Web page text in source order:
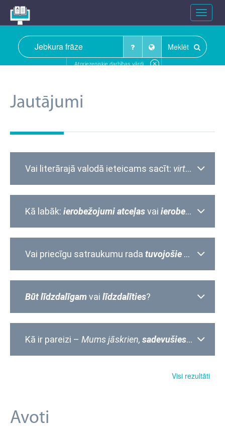
Toggle
Meklēt
Atgriezeniskie darbības vārdi
Jautājumi
Vai literārajā valodā ieteicams sacīt: virtuve
Kā labāk: ierobežojumi atceļasvai ierobežojumi tiek atcelti
Vai priecīgu satraukumu rada tuvojošie
Būt līdzdalīgamvai līdzdalīties?
Kā ir pareizi – Mums jāskrien, sadevušiesrokās.
Visi rezultāti
Avoti